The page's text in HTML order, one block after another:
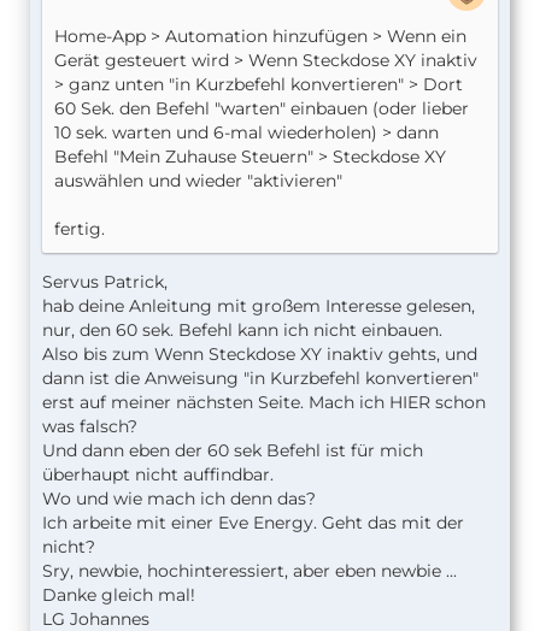
Home-App > Automation hinzufügen > Wenn ein
Gerät gesteuert wird > Wenn Steckdose XY inaktiv
> ganz unten "in Kurzbefehl konvertieren" > Dort
60 Sek. den Befehl "warten" einbauen (oder lieber
10 sek. warten und 6-mal wiederholen) > dann
Befehl "Mein Zuhause Steuern" > Steckdose XY
auswählen und wieder "aktivieren"
fertig.
Servus Patrick,
hab deine Anleitung mit großem Interesse gelesen,
nur, den 60 sek. Befehl kann ich nicht einbauen.
Also bis zum Wenn Steckdose XY inaktiv gehts, und
dann ist die Anweisung "in Kurzbefehl konvertieren"
erst auf meiner nächsten Seite. Mach ich HIER schon
was falsch?
Und dann eben der 60 sek Befehl ist für mich
überhaupt nicht auffindbar.
Wo und wie mach ich denn das?
Ich arbeite mit einer Eve Energy. Geht das mit der
nicht?
Sry, newbie, hochinteressiert, aber eben newbie ...
Danke gleich mal!
LG Johannes